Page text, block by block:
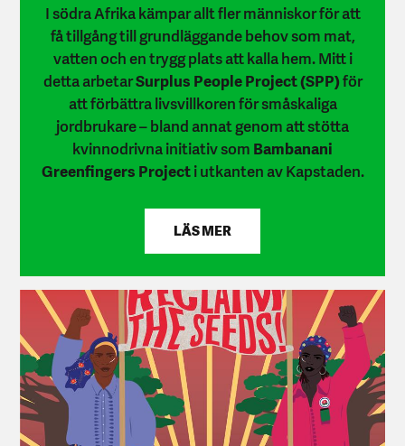
I södra Afrika kämpar allt fler människor för att
få tillgång till grundläggande behov som mat,
vatten och en trygg plats att kalla hem. Mitt i
detta arbetarSurplus People Project (SPP)för
att förbättra livsvillkoren för småskaliga
jordbrukare – bland annat genom att stötta
kvinnodrivna initiativ som Bambanani
Greenfingers Projecti utkanten av Kapstaden.
LÄS MER